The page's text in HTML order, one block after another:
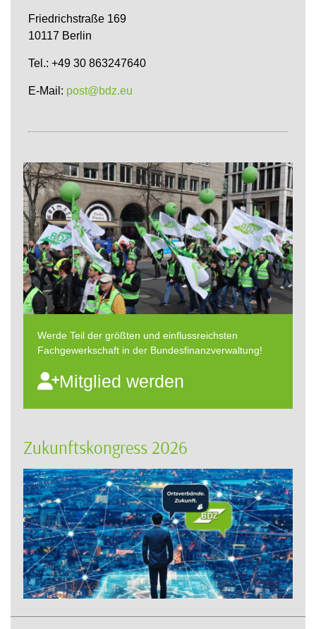
Friedrichstraße 169
10117 Berlin
Tel.: +49 30 863247640
E-Mail: post@bdz.eu
Werde Teil der größten und einflussreichsten
Fachgewerkschaft in der Bundesfinanzverwaltung!
Mitglied werden
Zukunftskongress 2026